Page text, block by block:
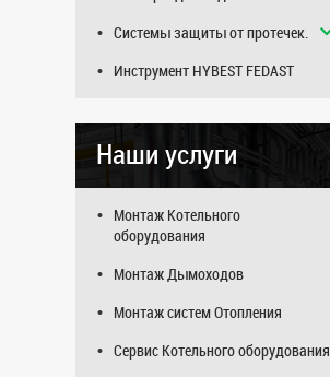
Системы защиты от протечек.
Инструмент HYBEST FEDAST
Наши услуги
Монтаж Котельного
оборудования
Монтаж Дымоходов
Монтаж систем Отопления
Сервис Котельного оборудования